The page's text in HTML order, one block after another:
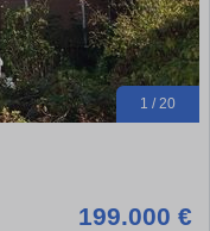
1 / 20
199.000 €